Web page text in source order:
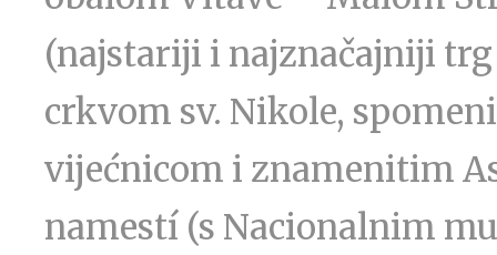
(najstariji i najznačajniji
crkvom sv. Nikole,
vijećnicom i znamenitim
namestí (s Nacionalnim